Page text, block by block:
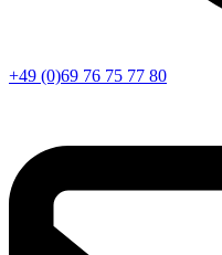
+49 (0)69 76 75 77 80